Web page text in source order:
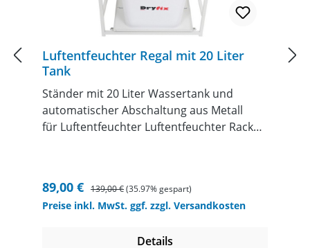
Luftentfeuchter Regal mit 20 Liter
Tank
Ständer mit 20 Liter Wassertank und
automatischer Abschaltung aus Metall
für Luftentfeuchter Luftentfeuchter Rack
dieser weniger häufig geleert werden
muss. Überlaufschutz dank integrierter
intelligenter Zusatzeimer für mobile
Verkaufspreis:
89,00 € Regulärer Preis:
139,00 €(35.97% gespart)
Preise inkl. MwSt. ggf. zzgl. Versandkosten
Details